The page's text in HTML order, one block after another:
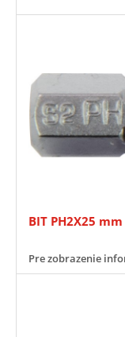
BIT PH2X25
Pre zobrazenie